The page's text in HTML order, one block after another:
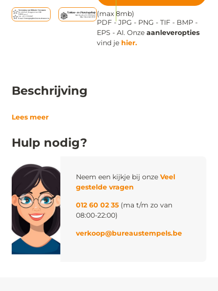
Beschrijving
Lees meer
Hulp nodig?
Neem een kijkje bij onze Veel
gestelde vragen
012 60 02 35 (ma t/m zo van
08:00-22:00)
verkoop@bureaustempels.be
(max 8mb)
PDF - JPG - PNG - TIF - BMP -
EPS - AI. Onze aanleveropties
vind je hier.